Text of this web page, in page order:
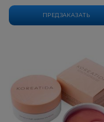
ПРЕДЗАКАЗАТЬ